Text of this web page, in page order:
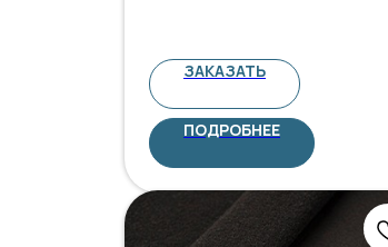
ЗАКАЗАТЬ
ПОДРОБНЕЕ